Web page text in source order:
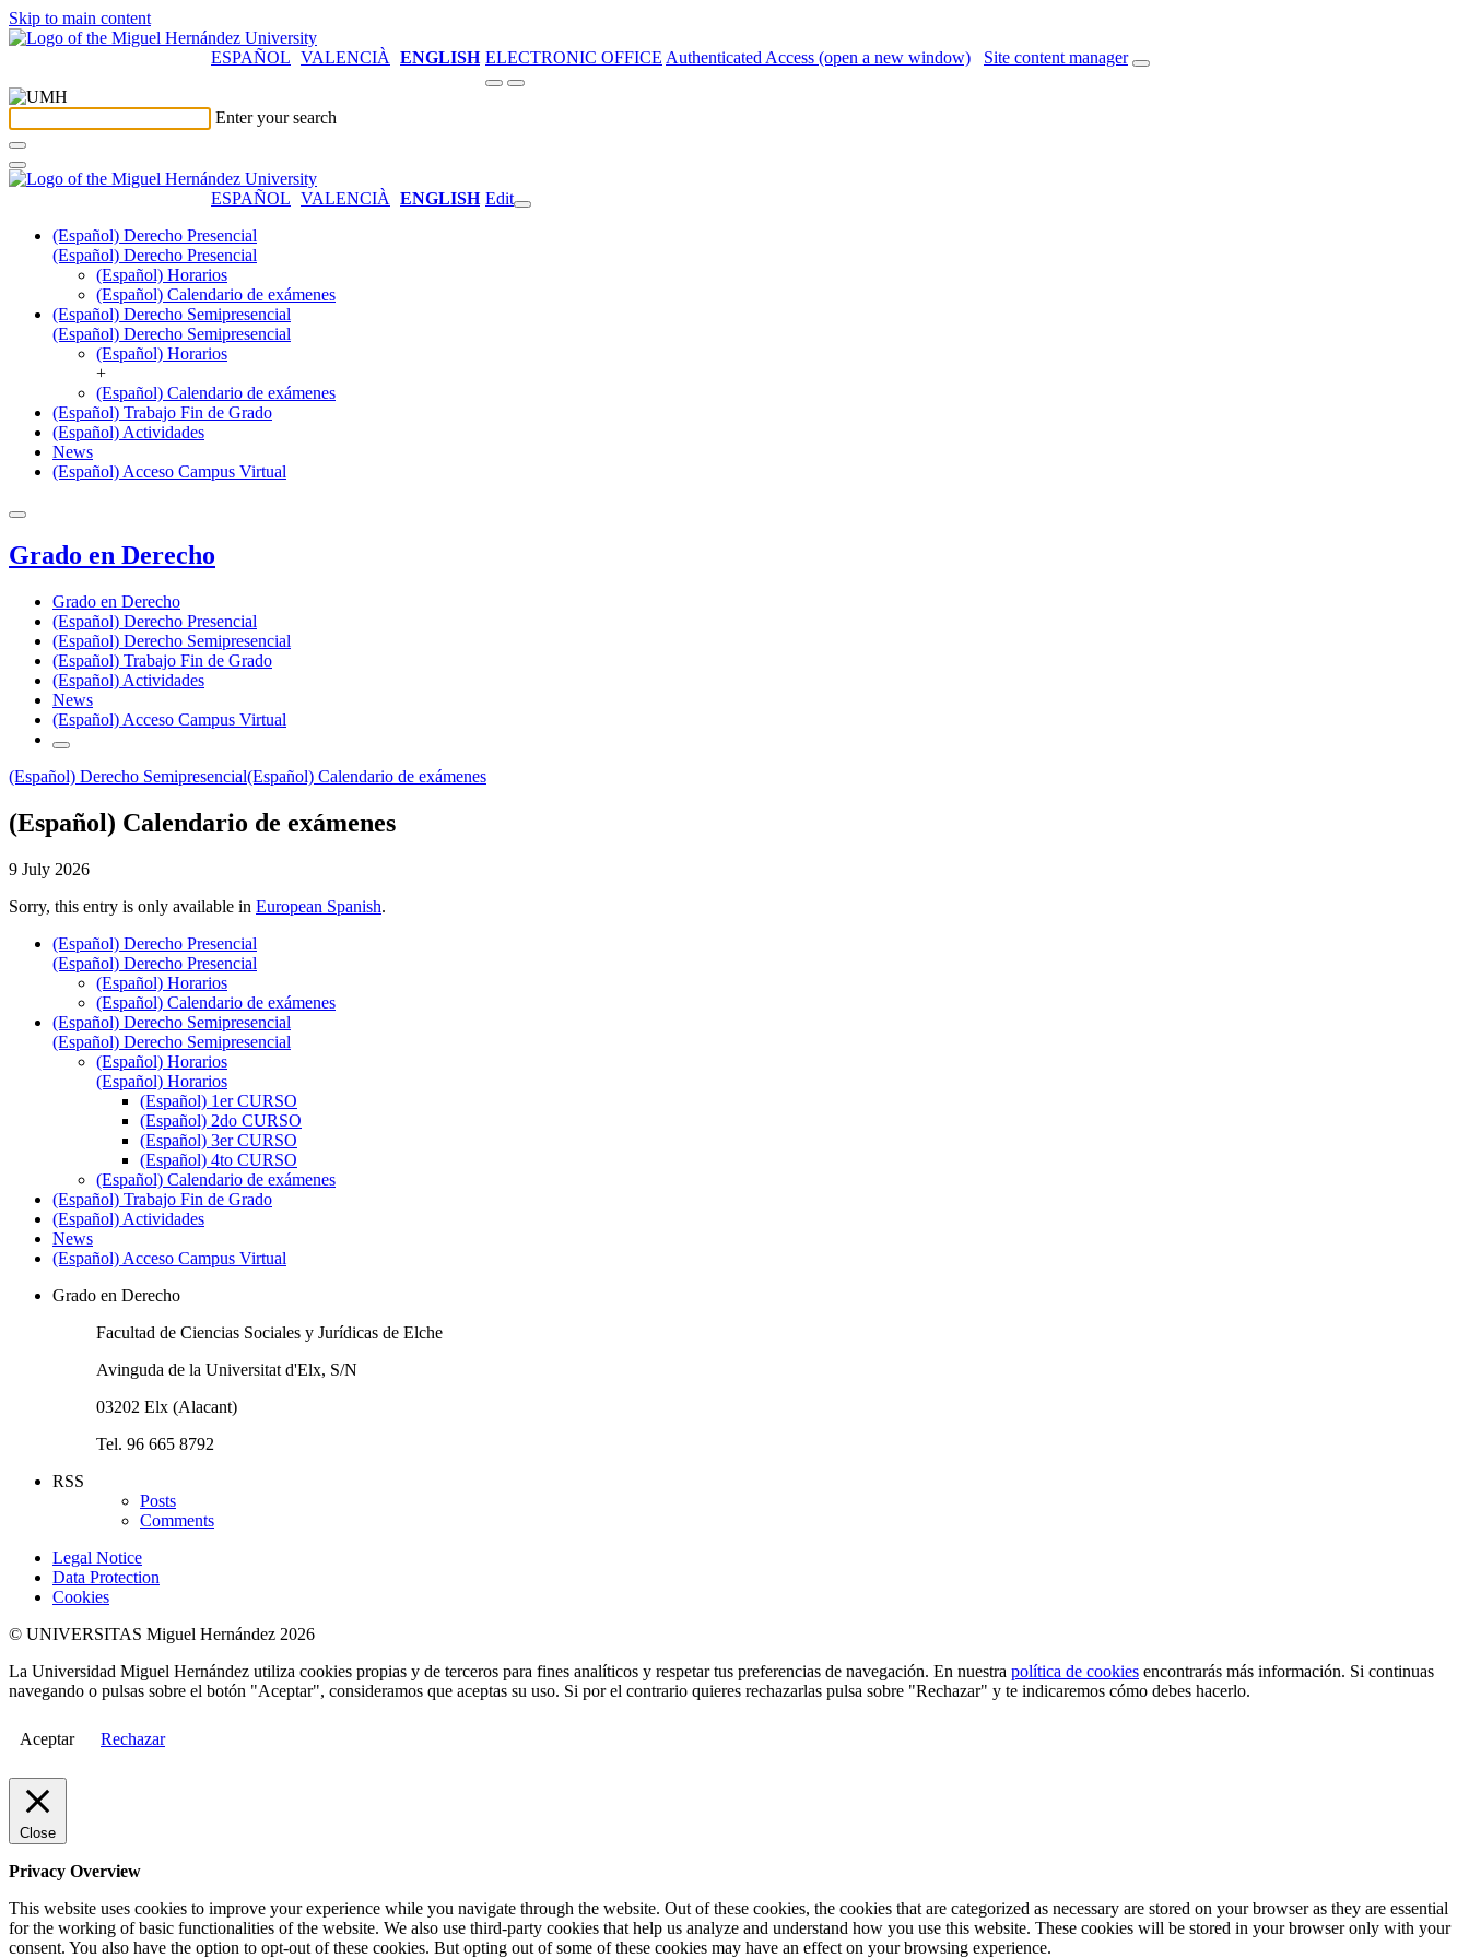
Skip to main content
ESPAÑOL VALENCIÀ ENGLISH ELECTRONIC OFFICE Authenticated Access (open a new window) Site content manager
Enter your search
ESPAÑOL VALENCIÀ ENGLISH Edit
(Español) Derecho Presencial
(Español) Derecho Presencial
(Español) Horarios
(Español) Calendario de exámenes
(Español) Derecho Semipresencial
(Español) Derecho Semipresencial
(Español) Horarios
+
(Español) Calendario de exámenes
(Español) Trabajo Fin de Grado
(Español) Actividades
News
(Español) Acceso Campus Virtual
Grado en Derecho
Grado en Derecho
(Español) Derecho Presencial
(Español) Derecho Semipresencial
(Español) Trabajo Fin de Grado
(Español) Actividades
News
(Español) Acceso Campus Virtual
(Español) Derecho Semipresencial(Español) Calendario de exámenes
(Español) Calendario de exámenes
9 July 2026
Sorry, this entry is only available in European Spanish.
(Español) Derecho Presencial
(Español) Derecho Presencial
(Español) Horarios
(Español) Calendario de exámenes
(Español) Derecho Semipresencial
(Español) Derecho Semipresencial
(Español) Horarios
(Español) Horarios
(Español) 1er CURSO
(Español) 2do CURSO
(Español) 3er CURSO
(Español) 4to CURSO
(Español) Calendario de exámenes
(Español) Trabajo Fin de Grado
(Español) Actividades
News
(Español) Acceso Campus Virtual
Grado en Derecho
Facultad de Ciencias Sociales y Jurídicas de Elche
Avinguda de la Universitat d'Elx, S/N
03202 Elx (Alacant)
Tel. 96 665 8792
RSS
Posts
Comments
Legal Notice
Data Protection
Cookies
© UNIVERSITAS Miguel Hernández 2026
La Universidad Miguel Hernández utiliza cookies propias y de terceros para fines analíticos y respetar tus preferencias de navegación. En nuestra política de cookies encontrarás más información. Si continuas
navegando o pulsas sobre el botón "Aceptar", consideramos que aceptas su uso. Si por el contrario quieres rechazarlas pulsa sobre "Rechazar" y te indicaremos cómo debes hacerlo.
Aceptar Rechazar
Close
Privacy Overview
This website uses cookies to improve your experience while you navigate through the website. Out of these cookies, the cookies that are categorized as necessary are stored on your browser as they are essential
for the working of basic functionalities of the website. We also use third-party cookies that help us analyze and understand how you use this website. These cookies will be stored in your browser only with your
consent. You also have the option to opt-out of these cookies. But opting out of some of these cookies may have an effect on your browsing experience.